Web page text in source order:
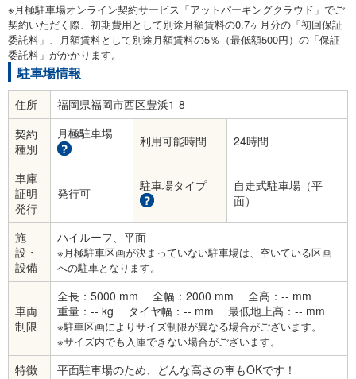
※月極駐車場オンライン契約サービス「アットパーキングクラウド」でご
契約いただく際、初期費用として別途月額賃料の0.7ヶ月分の「初回保証
委託料」、月額賃料として別途月額賃料の5％（最低額500円）の「保証
委託料」がかかります。
駐車場情報
住所
福岡県福岡市西区豊浜1-8
契約
種別
月極駐車場 利用可能時間 24時間
車庫
証明
発行
発行可 駐車場タイプ
自走式駐車場（平
面）
施
設・
設備
ハイルーフ、平面
※月極駐車区画が決まっていない駐車場は、空いている区画
への駐車となります。
車両
制限
全長：5000 mm 全幅：2000 mm
全高：-- mm
重量：-- kg
タイヤ幅：-- mm 最低地上高：-- mm
※駐車区画によりサイズ制限が異なる場合がございます。
※サイズ内でも入庫できない場合がございます。
特徴 平面駐車場のため、どんな高さの車もOKです！